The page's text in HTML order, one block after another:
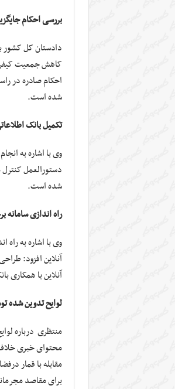
بررسی احکام
دادستان کل کشور
شده است.
تکمیل بانک
وی با اشاره به
شده است.
راه اندازی
وی با اشاره به
آنلاین افزود:
آنلاین با همکاری
لوایح تدوین شده
منتظری درباره
محتوای خبری
مقابله با قمار
برای مقاصد